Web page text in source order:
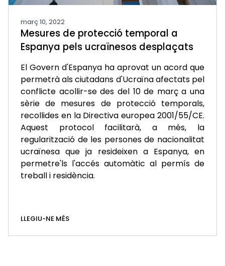
març 10, 2022
Mesures de protecció temporal a
Espanya pels ucraïnesos desplaçats
El Govern d'Espanya ha aprovat un acord que
permetrà als ciutadans d'Ucraïna afectats pel
conflicte acollir-se des del 10 de març a una
sèrie de mesures de protecció temporals,
recollides en la Directiva europea 2001/55/CE.
Aquest protocol facilitarà, a més, la
regularització de les persones de nacionalitat
ucraïnesa que ja resideixen a Espanya, en
permetre'ls l'accés automàtic al permís de
treball i residència.
LLEGIU-NE MÉS